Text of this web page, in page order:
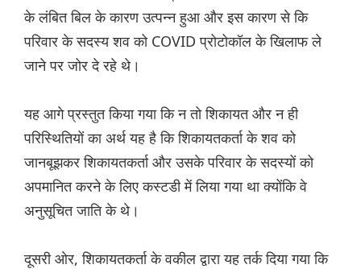
के लंबित बिल के कारण उत्पन्न हुआ और इस कारण से कि
परिवार के सदस्य शव को COVID प्रोटोकॉल के खिलाफ ले
जाने पर जोर दे रहे थे।
यह आगे प्रस्तुत किया गया कि न तो शिकायत और न ही
परिस्थितियों का अर्थ यह है कि शिकायतकर्ता के शव को
जानबूझकर शिकायतकर्ता और उसके परिवार के सदस्यों को
अपमानित करने के लिए कस्टडी में लिया गया था क्योंकि वे
अनुसूचित जाति के थे।
दूसरी ओर, शिकायतकर्ता के वकील द्वारा यह तर्क दिया गया कि